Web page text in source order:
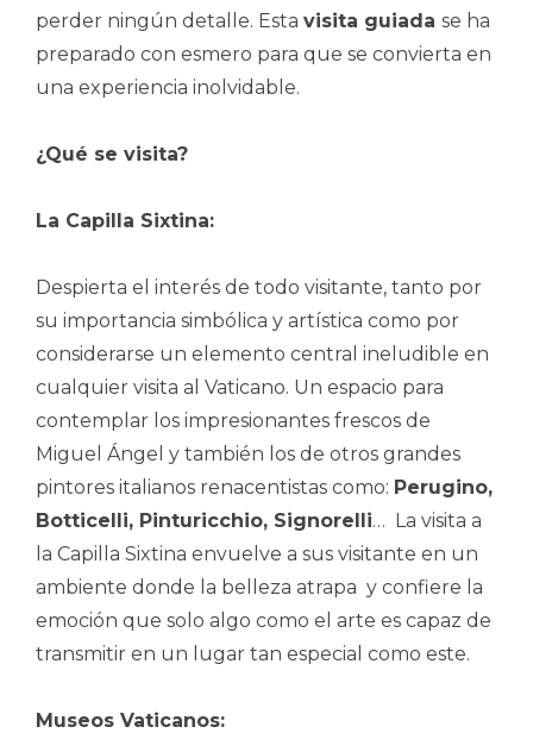
perder ningún detalle. Esta visita guiada se ha
preparado con esmero para que se convierta en
una experiencia inolvidable.
¿Qué se visita?
La Capilla Sixtina:
Despierta el interés de todo visitante, tanto por
su importancia simbólica y artística como por
considerarse un elemento central ineludible en
cualquier visita al Vaticano. Un espacio para
contemplar los impresionantes frescos de
Miguel Ángel y también los de otros grandes
pintores italianos renacentistas como: Perugino,
Botticelli, Pinturicchio, Signorelli… La visita a
la Capilla Sixtina envuelve a sus visitante en un
ambiente donde la belleza atrapa y confiere la
emoción que solo algo como el arte es capaz de
transmitir en un lugar tan especial como este.
Museos Vaticanos: